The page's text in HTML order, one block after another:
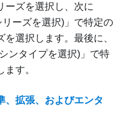
ーズを選択し、次に
リーズを選択)」で特定の
選択します。最後に、
ンタイプを選択)」で特
す。
拡張、およびエンタ